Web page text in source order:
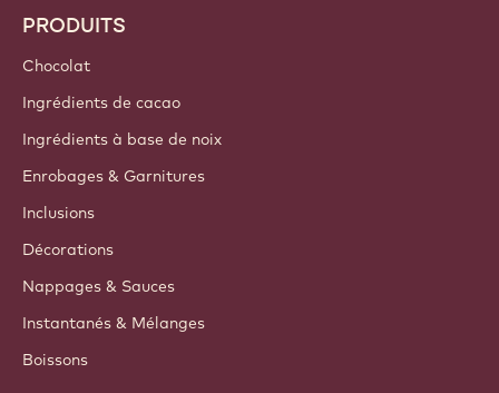
PRODUITS
Chocolat
Ingrédients de cacao
Ingrédients à base de noix
Enrobages & Garnitures
Inclusions
Décorations
Nappages & Sauces
Instantanés & Mélanges
Boissons